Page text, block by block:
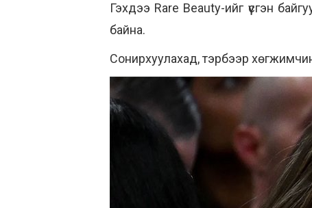
Гэхдээ Rare Beauty-ийг үүсгэн
байна.
Сонирхуулахад, тэрбээр